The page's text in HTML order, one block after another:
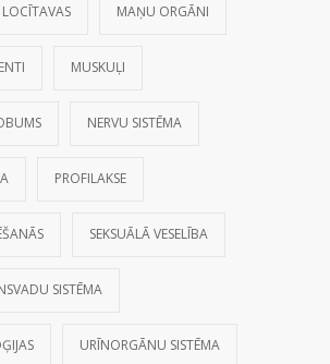
MAŅU ORGĀNI
MUSKUĻI
NERVU SISTĒMA
PROFILAKSE
SEKSUĀLĀ VESELĪBA
SISTĒMA
URĪNORGĀNU SISTĒMA